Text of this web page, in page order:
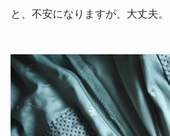
と、不安になりますが、大丈夫。